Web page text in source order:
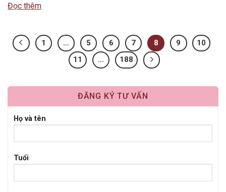
lotion…
Đọc thêm
1 … 5 6 7 8 9
10
11
… 188
ĐĂNG KÝ TƯ VẤN
Họ và tên
Tuổi